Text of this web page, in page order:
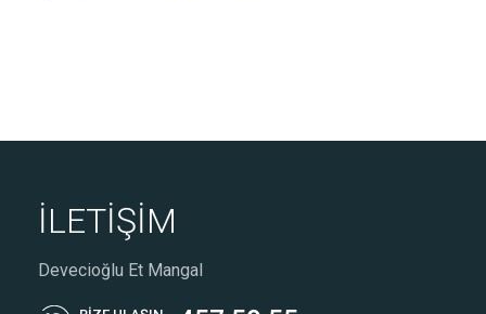
İLETİŞİM
Devecioğlu Et Mangal